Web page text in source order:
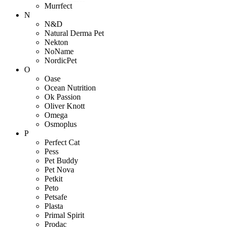
Murrfect
N
N&D
Natural Derma Pet
Nekton
NoName
NordicPet
O
Oase
Ocean Nutrition
Ok Passion
Oliver Knott
Omega
Osmoplus
P
Perfect Cat
Pess
Pet Buddy
Pet Nova
Petkit
Peto
Petsafe
Plasta
Primal Spirit
Prodac